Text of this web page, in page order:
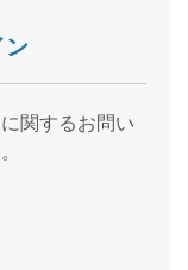
関するお問い